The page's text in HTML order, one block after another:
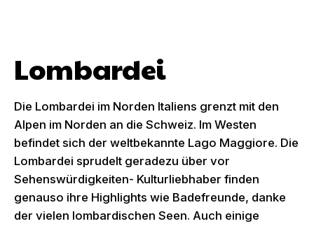
Lombardei
Die Lombardei im Norden Italiens grenzt mit den
Alpen im Norden an die Schweiz. Im Westen
befindet sich der weltbekannte Lago Maggiore. Die
Lombardei sprudelt geradezu über vor
Sehenswürdigkeiten- Kulturliebhaber finden
genauso ihre Highlights wie Badefreunde, danke
der vielen lombardischen Seen. Auch einige